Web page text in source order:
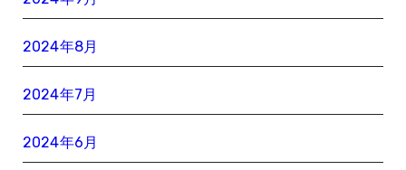
2024年8月
2024年7月
2024年6月